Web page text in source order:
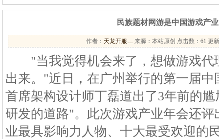
民族题材网游是中国游戏产
作者： 天龙开服… 来源：本站原创 点击数： 61 更
"当我觉得机会来了，想做游戏代
出来。"近日，在广州举行的第一届
首席架构设计师丁磊道出了3年前的
研发的道路"。此次游戏产业年会还评
业最具影响力人物、十大最受欢迎的